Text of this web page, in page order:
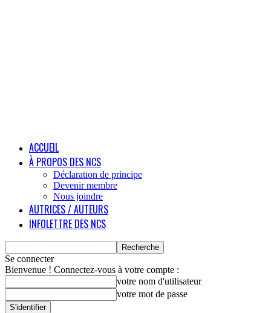
ACCUEIL
À PROPOS DES NCS
Déclaration de principe
Devenir membre
Nous joindre
AUTRICES / AUTEURS
INFOLETTRE DES NCS
Se connecter
Bienvenue ! Connectez-vous à votre compte :
votre nom d'utilisateur
votre mot de passe